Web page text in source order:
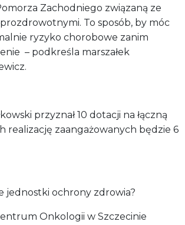
Zachodniego związaną ze
To sposób, by móc
ryzyko chorobowe zanim
– podkreśla marszałek
przyznał 10 dotacji na łączną
realizację zaangażowanych będzie 6
jednostki ochrony zdrowia?
Onkologii w Szczecinie